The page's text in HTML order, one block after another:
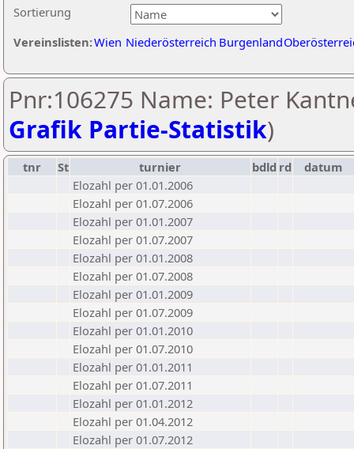
Sortierung
Vereinslisten:Wien Niederösterreich Burgenland
Pnr:106275 Name: Peter
Grafik Partie-Statistik)
tnr St turnier bdld rd
datum
Elozahl per 01.01.2006
Elozahl per 01.07.2006
Elozahl per 01.01.2007
Elozahl per 01.07.2007
Elozahl per 01.01.2008
Elozahl per 01.07.2008
Elozahl per 01.01.2009
Elozahl per 01.07.2009
Elozahl per 01.01.2010
Elozahl per 01.07.2010
Elozahl per 01.01.2011
Elozahl per 01.07.2011
Elozahl per 01.01.2012
Elozahl per 01.04.2012
Elozahl per 01.07.2012